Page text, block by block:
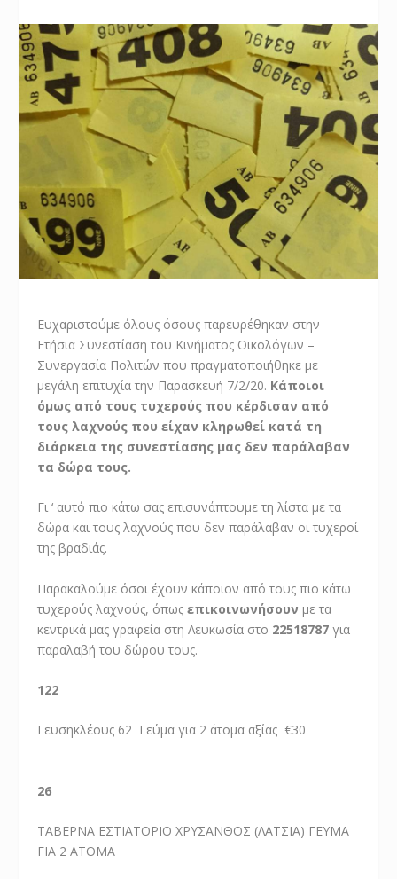
Ευχαριστούμε όλους όσους παρευρέθηκαν στην
Ετήσια Συνεστίαση του Κινήματος Οικολόγων –
Συνεργασία Πολιτών που πραγματοποιήθηκε με
μεγάλη επιτυχία την Παρασκευή 7/2/20. Κάποιοι
όμως από τους τυχερούς που κέρδισαν από
τους λαχνούς που είχαν κληρωθεί κατά τη
διάρκεια της συνεστίασης μας δεν παράλαβαν
τα δώρα τους.
Γι ‘ αυτό πιο κάτω σας επισυνάπτουμε τη λίστα με τα
δώρα και τους λαχνούς που δεν παράλαβαν οι τυχεροί
της βραδιάς.
Παρακαλούμε όσοι έχουν κάποιον από τους πιο κάτω
τυχερούς λαχνούς, όπωςεπικοινωνήσουν με τα
κεντρικά μας γραφεία στη Λευκωσία στο 22518787 για
παραλαβή του δώρου τους.
122
Γευσηκλέους 62 Γεύμα για 2 άτομα αξίας €30
26
ΤΑΒΕΡΝΑ ΕΣΤΙΑΤΟΡΙΟ ΧΡΥΣΑΝΘΟΣ (ΛΑΤΣΙΑ) ΓΕΥΜΑ
ΓΙΑ 2 ΑΤΟΜΑ